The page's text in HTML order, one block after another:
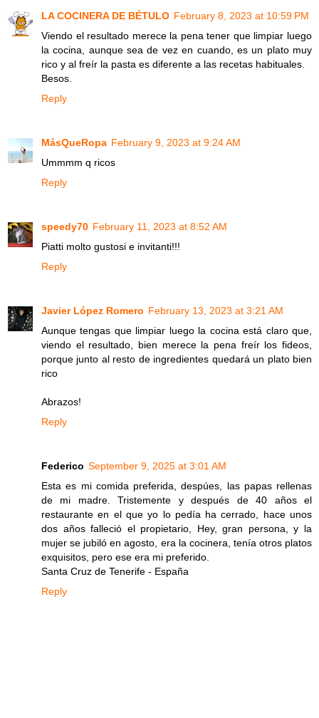
LA COCINERA DE BÉTULO February 8, 2023 at 10:59 PM
Viendo el resultado merece la pena tener que limpiar luego
la cocina, aunque sea de vez en cuando, es un plato muy
rico y al freír la pasta es diferente a las recetas habituales.
Besos.
Reply
MásQueRopa February 9, 2023 at 9:24 AM
Ummmm q ricos
Reply
speedy70 February 11, 2023 at 8:52 AM
Piatti molto gustosi e invitanti!!!
Reply
Javier López Romero February 13, 2023 at 3:21 AM
Aunque tengas que limpiar luego la cocina está claro que,
viendo el resultado, bien merece la pena freír los fideos,
porque junto al resto de ingredientes quedará un plato bien
rico
Abrazos!
Reply
Federico September 9, 2025 at 3:01 AM
Esta es mi comida preferida, despúes, las papas rellenas
de mi madre. Tristemente y después de 40 años el
restaurante en el que yo lo pedía ha cerrado, hace unos
dos años falleció el propietario, Hey, gran persona, y la
mujer se jubiló en agosto, era la cocinera, tenía otros platos
exquisitos, pero ese era mi preferido.
Santa Cruz de Tenerife - España
Reply